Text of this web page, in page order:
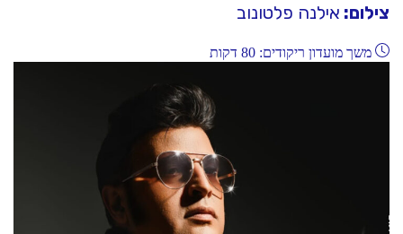
צילום: אילנה פלטונוב
משך מועדון ריקודים: 80 דקות